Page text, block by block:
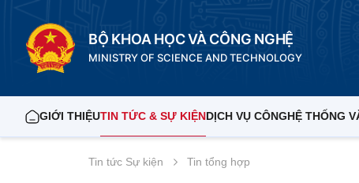
BỘ KHOA HỌC VÀ CÔNG NGHỆ
MINISTRY OF SCIENCE AND TECHNOLOGY
GIỚI THIỆUTIN TỨC & SỰ KIỆNDỊCH VỤ CÔNGHỆ THỐNG
Tin tức Sự kiện Tin tổng hợp